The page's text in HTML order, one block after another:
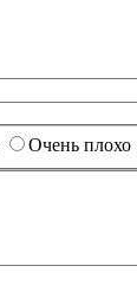
Очень плохо